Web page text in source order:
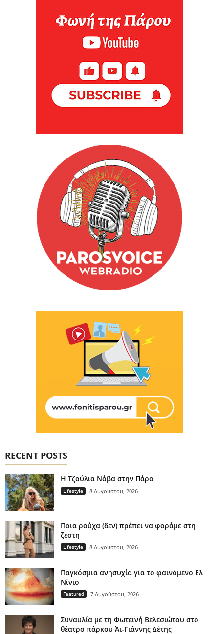
RECENT POSTS
H Τζούλια Νόβα στην Πάρο
Lifestyle 8 Αυγούστου, 2026
Ποια ρούχα (δεν) πρέπει να φοράμε στη
ζέστη
Lifestyle 8 Αυγούστου, 2026
Παγκόσμια ανησυχία για το φαινόμενο Ελ
Νίνιο
Featured 7 Αυγούστου, 2026
Συναυλία με τη Φωτεινή Βελεσιώτου στο
θέατρο πάρκου Άι-Γιάννης Δέτης